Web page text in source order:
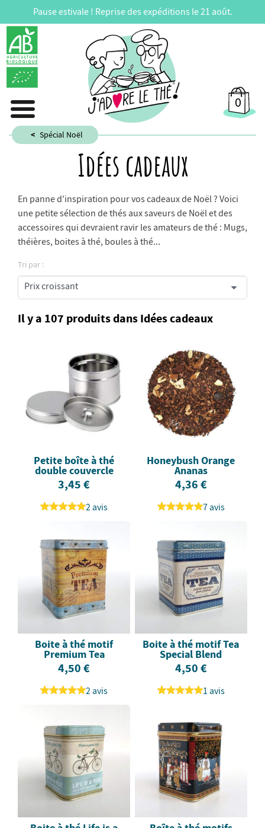
Pause estivale ! Reprise des expéditions le 21 août.
0
Spécial Noël
Idées cadeaux
En panne d'inspiration pour vos cadeaux de Noël ? Voici
une petite sélection de thés aux saveurs de Noël et des
accessoires qui devraient ravir les amateurs de thé : Mugs,
théières, boites à thé, boules à thé...
Tri par :
Il y a 107 produits dans Idées cadeaux
Petite boîte à thé
double couvercle
3,45 €
2 avis
Honeybush Orange
Ananas
4,36 €
7 avis
Boite à thé motif
Premium Tea
4,50 €
2 avis
Boite à thé motif Tea
Special Blend
4,50 €
1 avis